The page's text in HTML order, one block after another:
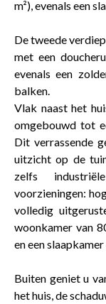
m²), evenals een
De tweede
met een
evenals een
balken.
Vlak naast het
omgebouwd tot
Dit verrassende
uitzicht op de
zelfs
voorzieningen:
volledig
woonkamer van
en een
Buiten geniet u
het huis, de